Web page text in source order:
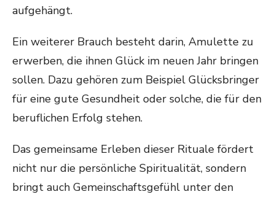
aufgehängt.
Ein weiterer Brauch besteht darin, Amulette zu
erwerben, die ihnen Glück im neuen Jahr bringen
sollen. Dazu gehören zum Beispiel Glücksbringer
für eine gute Gesundheit oder solche, die für den
beruflichen Erfolg stehen.
Das gemeinsame Erleben dieser Rituale fördert
nicht nur die persönliche Spiritualität, sondern
bringt auch Gemeinschaftsgefühl unter den